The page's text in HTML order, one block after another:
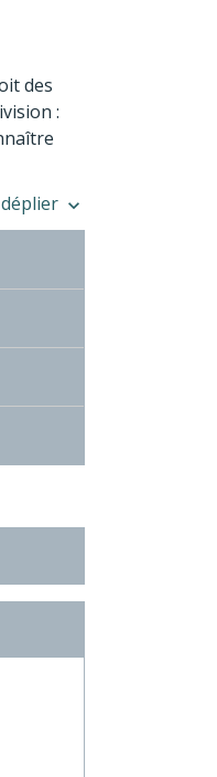
des
:
keyboard_arrow_down